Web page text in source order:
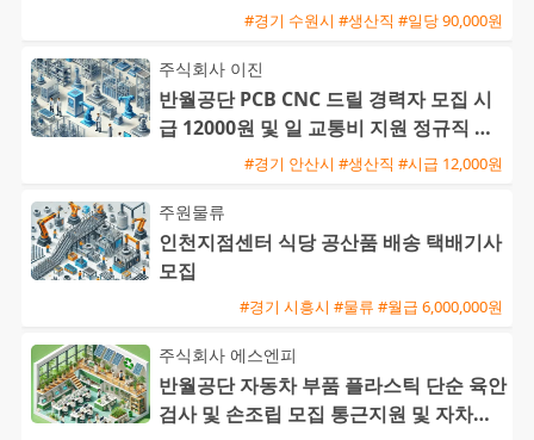
#경기 수원시 #생산직 #일당 90,000원
주식회사 이진
반월공단 PCB CNC 드릴 경력자 모집 시
급 12000원 및 일 교통비 지원 정규직 전
#경기 안산시 #생산직 #시급 12,000원
주원물류
인천지점센터 식당 공산품 배송 택배기사
모집
#경기 시흥시 #물류 #월급 6,000,000원
주식회사 에스엔피
반월공단 자동차 부품 플라스틱 단순 육안
검사 및 손조립 모집 통근지원 및 자차수